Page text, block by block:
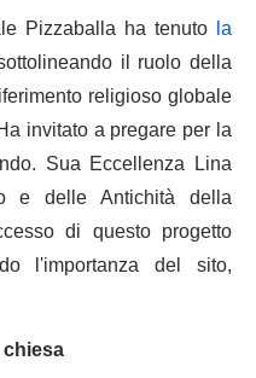
Pizzaballa ha tenuto la
il ruolo della
religioso globale
invitato a pregare per la
Sua Eccellenza Lina
e delle Antichità della
di questo progetto
l'importanza del sito,